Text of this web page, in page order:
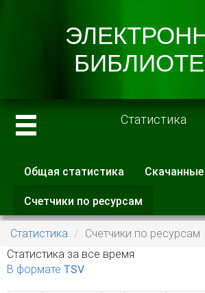
Статистика
Главные вкладки
Общая статистика
Счетчики по ресурсам
вкладка)
Статистика
Счетчики по ресурсам
Статистика за все время
В формате TSV